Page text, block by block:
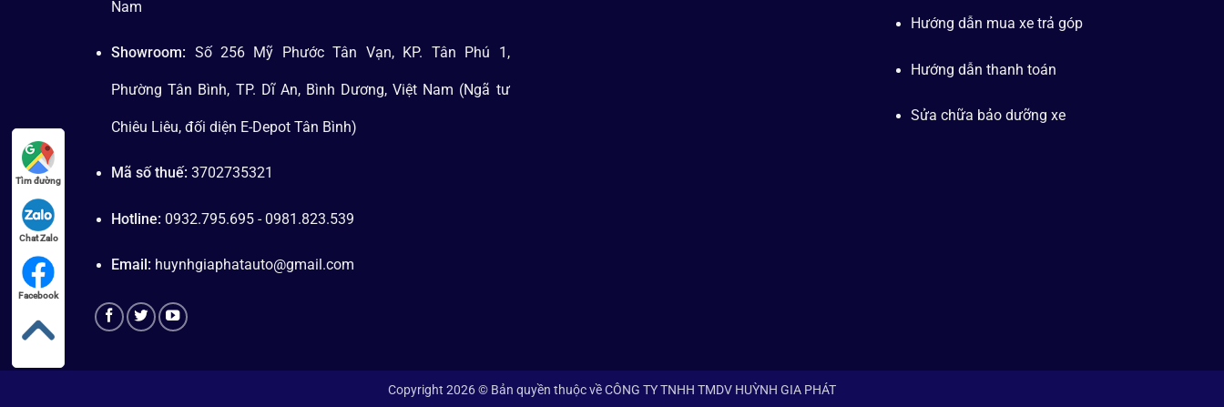
Nam
Showroom: Số 256 Mỹ Phước Tân Vạn, KP. Tân Phú 1,
Phường Tân Bình, TP. Dĩ An, Bình Dương, Việt Nam (Ngã tư
Chiêu Liêu, đối diện E-Depot Tân Bình)
Mã số thuế:3702735321
Hotline: 0932.795.695 - 0981.823.539
Email: huynhgiaphatauto@gmail.com
Hướng dẫn mua xe trả góp
Hướng dẫn thanh toán
Sửa chữa bảo dưỡng xe
Copyright 2026 © Bản quyền thuộc về CÔNG TY TNHH TMDV HUỲNH GIA PHÁT
Tìm đường
Chat Zalo
Facebook